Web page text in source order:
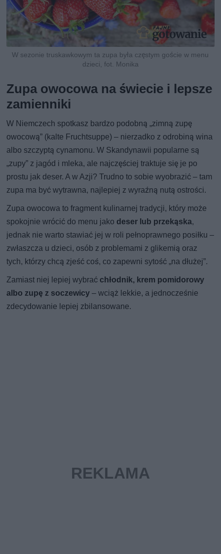
W sezonie truskawkowym ta zupa była częstym goście w menu
dzieci, fot. Monika
Zupa owocowa na świecie i lepsze
zamienniki
W Niemczech spotkasz bardzo podobną „zimną zupę
owocową” (kalte Fruchtsuppe) – nierzadko z odrobiną wina
albo szczyptą cynamonu. W Skandynawii popularne są
„zupy” z jagód i mleka, ale najczęściej traktuje się je po
prostu jak deser. A w Azji? Trudno to sobie wyobrazić – tam
zupa ma być wytrawna, najlepiej z wyraźną nutą ostrości.
Zupa owocowa to fragment kulinarnej tradycji, który może
spokojnie wrócić do menu jako deser lub przekąska,
jednak nie warto stawiać jej w roli pełnoprawnego posiłku –
zwłaszcza u dzieci, osób z problemami z glikemią oraz
tych, którzy chcą zjeść coś, co zapewni sytość „na dłużej”.
Zamiast niej lepiej wybrać chłodnik, krem pomidorowy
albo zupę z soczewicy – wciąż lekkie, a jednocześnie
zdecydowanie lepiej zbilansowane.